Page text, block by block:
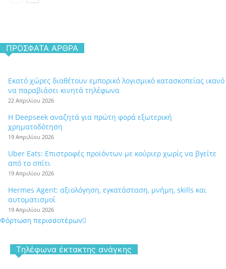
ΠΡΌΣΦΑΤΑ ΆΡΘΡΑ
Εκατό χώρες διαθέτουν εμπορικό λογισμικό κατασκοπείας ικανό
να παραβιάσει κινητά τηλέφωνα
22 Απριλίου 2026
Η Deepseek αναζητά για πρώτη φορά εξωτερική
χρηματοδότηση
19 Απριλίου 2026
Uber Eats: Επιστροφές προϊόντων με κούριερ χωρίς να βγείτε
από το σπίτι
19 Απριλίου 2026
Hermes Agent: αξιολόγηση, εγκατάσταση, μνήμη, skills και
αυτοματισμοί
19 Απριλίου 2026
Φόρτωση περισσοτέρων
Tηλέφωνα έκτακτης ανάγκης